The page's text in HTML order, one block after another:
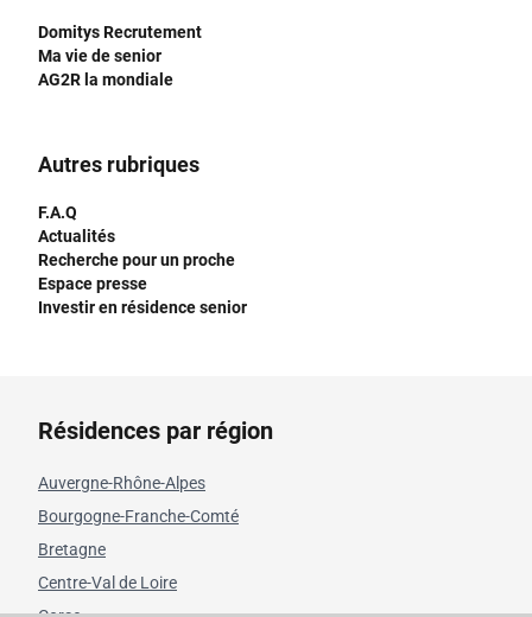
Domitys Recrutement
Ma vie de senior
AG2R la mondiale
Autres rubriques
F.A.Q
Actualités
Recherche pour un proche
Espace presse
Investir en résidence senior
Résidences par région
Auvergne-Rhône-Alpes
Bourgogne-Franche-Comté
Bretagne
Centre-Val de Loire